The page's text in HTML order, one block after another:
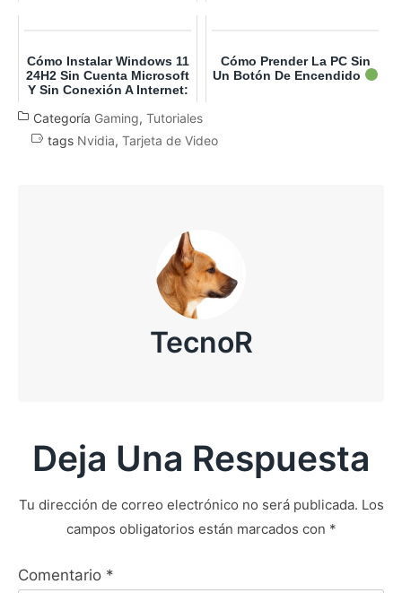
Cómo Instalar Windows 11
24H2 Sin Cuenta Microsoft
Y Sin Conexión A Internet:
Cómo Prender La PC Sin
Un Botón De Encendido
Categoría Gaming, Tutoriales
tags Nvidia, Tarjeta de Video
TecnoR
Deja Una Respuesta
Tu dirección de correo electrónico no será publicada. Los
campos obligatorios están marcados con *
Comentario *